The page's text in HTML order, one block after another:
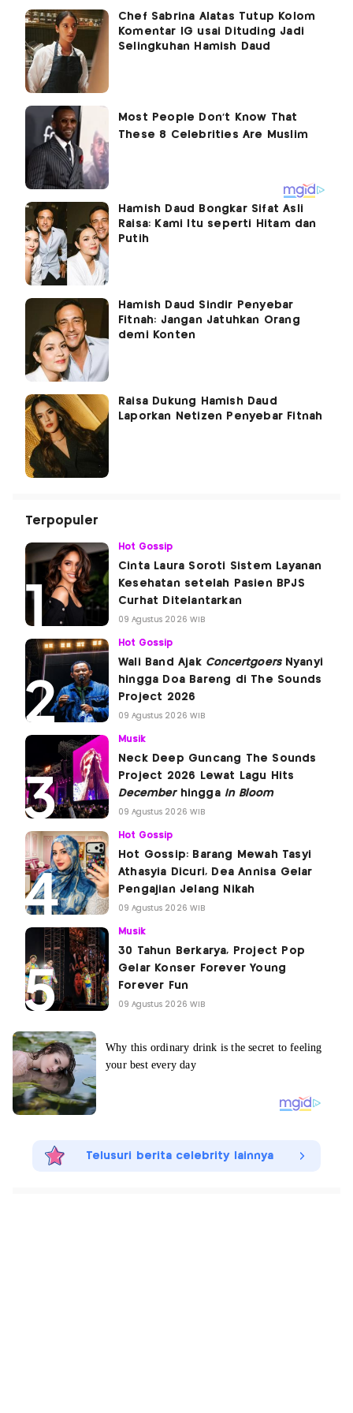
Chef Sabrina Alatas Tutup Kolom
Komentar IG usai Dituding Jadi
Selingkuhan Hamish Daud
Hamish Daud Bongkar Sifat Asli
Raisa: Kami Itu seperti Hitam dan
Putih
Hamish Daud Sindir Penyebar
Fitnah: Jangan Jatuhkan Orang
demi Konten
Raisa Dukung Hamish Daud
Laporkan Netizen Penyebar Fitnah
Terpopuler
Hot Gossip
Cinta Laura Soroti Sistem Layanan
Kesehatan setelah Pasien BPJS
Curhat Ditelantarkan
09 Agustus 2026 WIB
Hot Gossip
Wali Band Ajak ConcertgoersNyanyi
hingga Doa Bareng di The Sounds
Project 2026
09 Agustus 2026 WIB
Musik
Neck Deep Guncang The Sounds
Project 2026 Lewat Lagu Hits
Decemberhingga In Bloom
09 Agustus 2026 WIB
Hot Gossip
Hot Gossip: Barang Mewah Tasyi
Athasyia Dicuri, Dea Annisa Gelar
Pengajian Jelang Nikah
09 Agustus 2026 WIB
Musik
30 Tahun Berkarya, Project Pop
Gelar Konser Forever Young
Forever Fun
09 Agustus 2026 WIB
Telusuri berita celebrity lainnya